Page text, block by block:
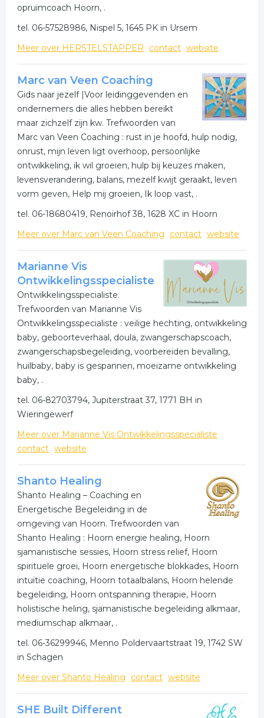
opruimcoach Hoorn, .
tel. 06-57528986, Nispel 5, 1645 PK in Ursem
Meer over HERSTELSTAPPER
contact website
Marc van Veen Coaching
Gids naar jezelf |Voor leidinggevenden en
ondernemers die alles hebben bereikt
maar zichzelf zijn kw. Trefwoorden van
Marc van Veen Coaching : rust in je hoofd, hulp nodig,
onrust, mijn leven ligt overhoop, persoonlijke
ontwikkeling, ik wil groeien, hulp bij keuzes maken,
levensverandering, balans, mezelf kwijt geraakt, leven
vorm geven, Help mij groeien, Ik loop vast, .
tel. 06-18680419, Renoirhof 38, 1628 XC in Hoorn
Meer over Marc van Veen Coaching
contact website
Marianne Vis
Ontwikkelingsspecialiste
Ontwikkelingsspecialiste.
Trefwoorden van Marianne Vis
Ontwikkelingsspecialiste : veilige hechting, ontwikkeling
baby, geboorteverhaal, doula, zwangerschapscoach,
zwangerschapsbegeleiding, voorbereiden bevalling,
huilbaby, baby is gespannen, moeizame ontwikkeling
baby, .
tel. 06-82703794, Jupiterstraat 37, 1771 BH in
Wieringewerf
Meer over Marianne Vis Ontwikkelingsspecialiste
contact website
Shanto Healing
Shanto Healing – Coaching en
Energetische Begeleiding in de
omgeving van Hoorn. Trefwoorden van
Shanto Healing : Hoorn energie healing, Hoorn
sjamanistische sessies, Hoorn stress relief, Hoorn
spirituele groei, Hoorn energetische blokkades, Hoorn
intuïtie coaching, Hoorn totaalbalans, Hoorn helende
begeleiding, Hoorn ontspanning therapie, Hoorn
holistische heling, sjamanistische begeleiding alkmaar,
mediumschap alkmaar, .
tel. 06-36299946, Menno Poldervaartstraat 19, 1742 SW
in Schagen
Meer over Shanto Healing
contact website
SHE Built Different